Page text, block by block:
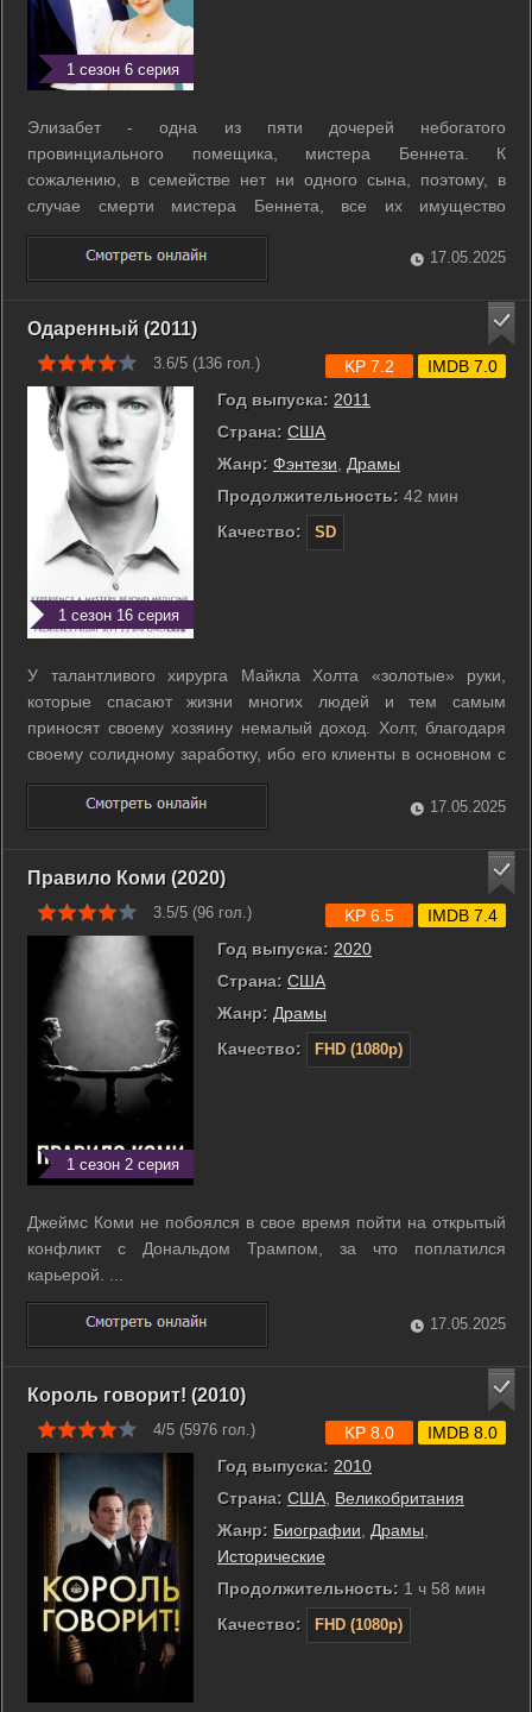
1 сезон 6 серия
Элизабет - одна из пяти дочерей небогатого
провинциального помещика, мистера Беннета. К
сожалению, в семействе нет ни одного сына, поэтому, в
случае смерти мистера Беннета, все их имущество
перейдет их дальнему родственнику по мужской линии.
Когда по соседству появляется богатый мистер Бингли и его
друг, загадочный и еще более богатый мистер ...
17.05.2025
Одаренный (2011)
3.6/5 (136 гол.)
1 сезон 16 серия
Год выпуска: 2011
Страна: США
Жанр: Фэнтези
Драмы
Продолжительность: 42 мин
Качество:
SD
KP 7.2 IMDB 7.0
У талантливого хирурга Майкла Холта «золотые» руки,
которые спасают жизни многих людей и тем самым
приносят своему хозяину немалый доход. Холт, благодаря
своему солидному заработку, ибо его клиенты в основном с
тугими кошельками, ни в чем себе не отказывает. Казалось
бы, жизнь его налажена, принципы сформированы и все
хорошо. Но перемены как раз ...
17.05.2025
Правило Коми (2020)
3.5/5 (96 гол.)
1 сезон 2 серия
Год выпуска: 2020
Страна: США
Жанр: Драмы
Качество:
FHD (1080p)
KP 6.5 IMDB 7.4
Джеймс Коми не побоялся в свое время пойти на открытый
конфликт с Дональдом Трампом, за что поплатился
карьерой. ...
17.05.2025
Король говорит! (2010)
4/5 (5976 гол.)
Год выпуска: 2010
Страна: США Великобритания
Жанр: Биографии Драмы
Исторические
Продолжительность: 1 ч 58 мин
Качество:
FHD (1080p)
KP 8.0 IMDB 8.0